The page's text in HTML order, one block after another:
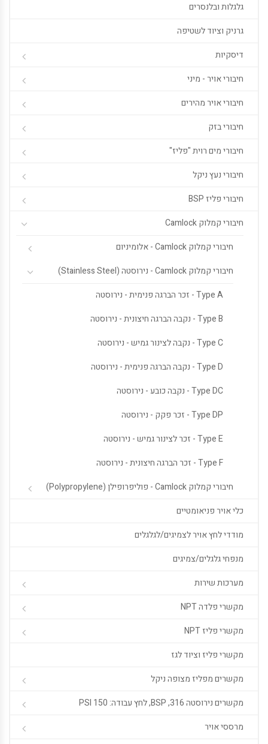
גלגלות ובלנסרים
גרניק וציוד לשטיפה
דיסקיות
חיבורי אויר - מיני
חיבורי אויר מהירים
חיבורי בזק
חיבורי מים רוית "פליז"
חיבורי נעץ ניקל
חיבורי פליז BSP
חיבורי קמלוק Camlock
חיבורי קמלוק Camlock - אלומיניום
חיבורי קמלוק Camlock - נירוסטה (Stainless Steel)
Type A - זכר הברגה פנימית - נירוסטה
Type B - נקבה הברגה חיצונית - נירוסטה
Type C - נקבה לצינור גמיש - נירוסטה
Type D - נקבה הברגה פנימית - נירוסטה
Type DC - נקבה כובע - נירוסטה
Type DP - זכר פקק - נירוסטה
Type E - זכר לצינור גמיש - נירוסטה
Type F - זכר הברגה חיצונית - נירוסטה
חיבורי קמלוק Camlock - פוליפרופילן (Polypropylene)
כלי אויר פניאומטיים
מודדי לחץ אויר לצמיגים/לגלגלים
מנפחי גלגלים/צמיגים
מערכות שירות
מקשרי פלדה NPT
מקשרי פליז NPT
מקשרי פליז וציוד לגז
מקשרים מפליז מצופה ניקל
מקשרים נירוסטה 316, BSP, לחץ עבודה: 150 PSI
מרססי אויר